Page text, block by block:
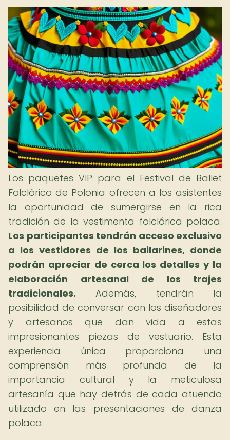
Los paquetes VIP para el Festival de Ballet
Folclórico de Polonia ofrecen a los asistentes
la oportunidad de sumergirse en la rica
tradición de la vestimenta folclórica polaca.
Los participantes tendrán acceso exclusivo
a los vestidores de los bailarines, donde
podrán apreciar de cerca los detalles y la
elaboración artesanal de los trajes
tradicionales. Además, tendrán la
posibilidad de conversar con los diseñadores
y artesanos que dan vida a estas
impresionantes piezas de vestuario. Esta
experiencia única proporciona una
comprensión más profunda de la
importancia cultural y la meticulosa
artesanía que hay detrás de cada atuendo
utilizado en las presentaciones de danza
polaca.